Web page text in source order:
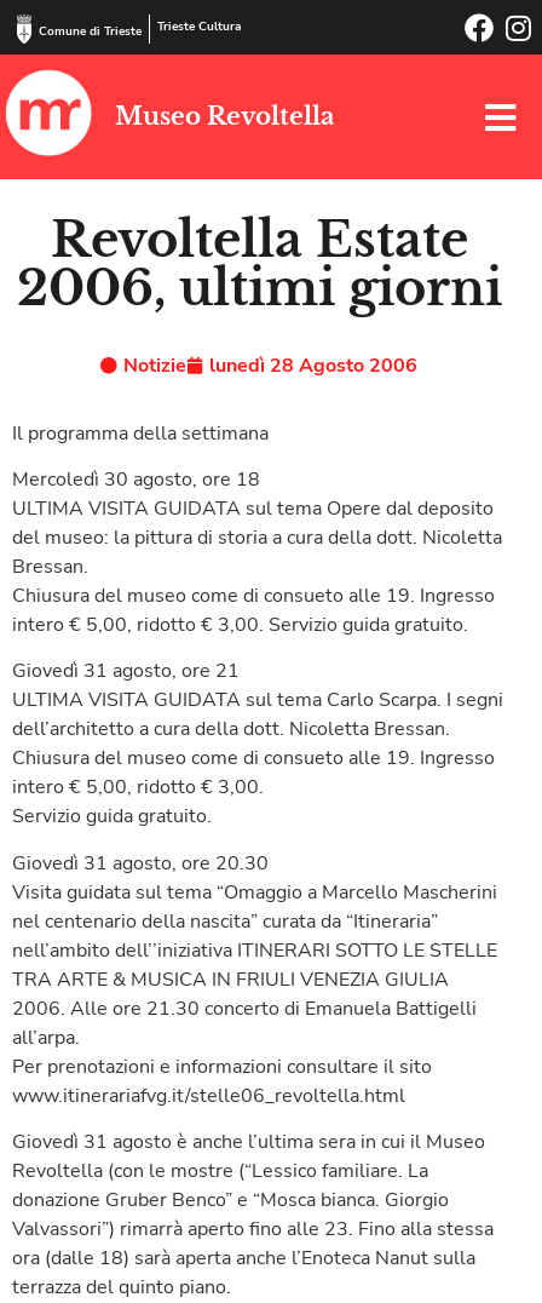
Comune di Trieste Trieste Cultura
Museo Revoltella
Revoltella Estate
2006, ultimi giorni
Notizie lunedì 28 Agosto 2006
Il programma della settimana
Mercoledì 30 agosto, ore 18
ULTIMA VISITA GUIDATA sul tema Opere dal deposito
del museo: la pittura di storia a cura della dott. Nicoletta
Bressan.
Chiusura del museo come di consueto alle 19. Ingresso
intero € 5,00, ridotto € 3,00. Servizio guida gratuito.
Giovedì 31 agosto, ore 21
ULTIMA VISITA GUIDATA sul tema Carlo Scarpa. I segni
dell’architetto a cura della dott. Nicoletta Bressan.
Chiusura del museo come di consueto alle 19. Ingresso
intero € 5,00, ridotto € 3,00.
Servizio guida gratuito.
Giovedì 31 agosto, ore 20.30
Visita guidata sul tema “Omaggio a Marcello Mascherini
nel centenario della nascita” curata da “Itineraria”
nell’ambito dell’’iniziativa ITINERARI SOTTO LE STELLE
TRA ARTE & MUSICA IN FRIULI VENEZIA GIULIA
2006. Alle ore 21.30 concerto di Emanuela Battigelli
all’arpa.
Per prenotazioni e informazioni consultare il sito
www.itinerariafvg.it/stelle06_revoltella.html
Giovedì 31 agosto è anche l’ultima sera in cui il Museo
Revoltella (con le mostre (“Lessico familiare. La
donazione Gruber Benco” e “Mosca bianca. Giorgio
Valvassori”) rimarrà aperto fino alle 23. Fino alla stessa
ora (dalle 18) sarà aperta anche l’Enoteca Nanut sulla
terrazza del quinto piano.